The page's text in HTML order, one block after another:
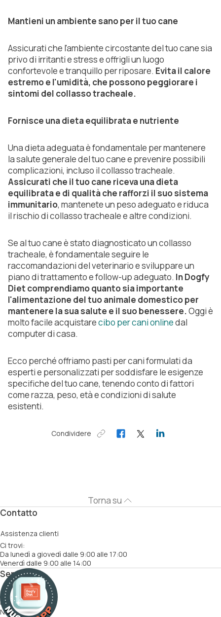
Mantieni un ambiente sano per il tuo cane
Assicurati che l'ambiente circostante del tuo cane sia
privo di irritanti e stress e offrigli un luogo
confortevole e tranquillo per riposare. Evita il calore
estremo e l'umidità, che possono peggiorare i
sintomi del collasso tracheale.
Fornisce una dieta equilibrata e nutriente
Una dieta adeguata è fondamentale per mantenere
la salute generale del tuo cane e prevenire possibili
complicazioni, incluso il collasso tracheale.
Assicurati che il tuo cane riceva una dieta
equilibrata e di qualità che rafforzi il suo sistema
immunitario, mantenete un peso adeguato e riduca
il rischio di collasso tracheale e altre condizioni.
Se al tuo cane è stato diagnosticato un collasso
tracheale, è fondamentale seguire le
raccomandazioni del veterinario e sviluppare un
piano di trattamento e follow-up adeguato. In Dogfy
Diet comprendiamo quanto sia importante
l'alimentazione del tuo animale domestico per
mantenere la sua salute e il suo benessere.Oggi è
molto facile acquistarecibo per cani onlinedal
computer di casa.
Ecco perché offriamo pasti per cani formulati da
esperti e personalizzati per soddisfare le esigenze
specifiche del tuo cane, tenendo conto di fattori
come razza, peso, età e condizioni di salute
esistenti.
Condividere
Torna su
Contatto
Assistenza clienti
Ci trovi:
Da lunedì a giovedì dalle 9:00 alle 17:00
Venerdì dalle 9:00 alle 14:00
Servizi
Come funziona
Ricette
Nutrizionisti